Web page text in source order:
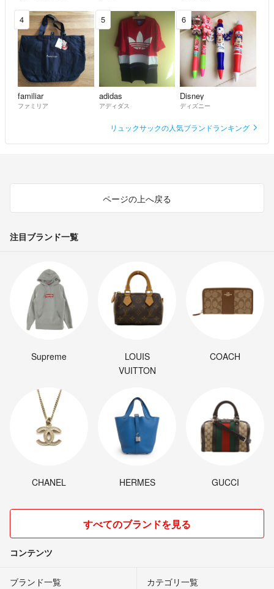
4
familiar
ファミリア
5
adidas
アディダス
6
Disney
ディズニー
リュックサックの人気ブランドランキング
ページの上へ戻る
注目ブランド一覧
Supreme
LOUIS
VUITTON
COACH
CHANEL HERMES GUCCI
すべてのブランドを見る
コンテンツ
ブランド一覧 カテゴリ一覧